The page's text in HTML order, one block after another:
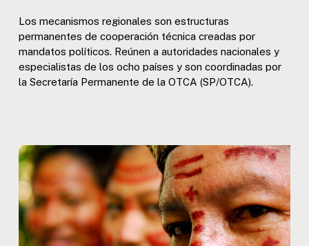
Los mecanismos regionales son estructuras
permanentes de cooperación técnica creadas por
mandatos políticos. Reúnen a autoridades nacionales y
especialistas de los ocho países y son coordinadas por
la Secretaría Permanente de la OTCA (SP/OTCA).